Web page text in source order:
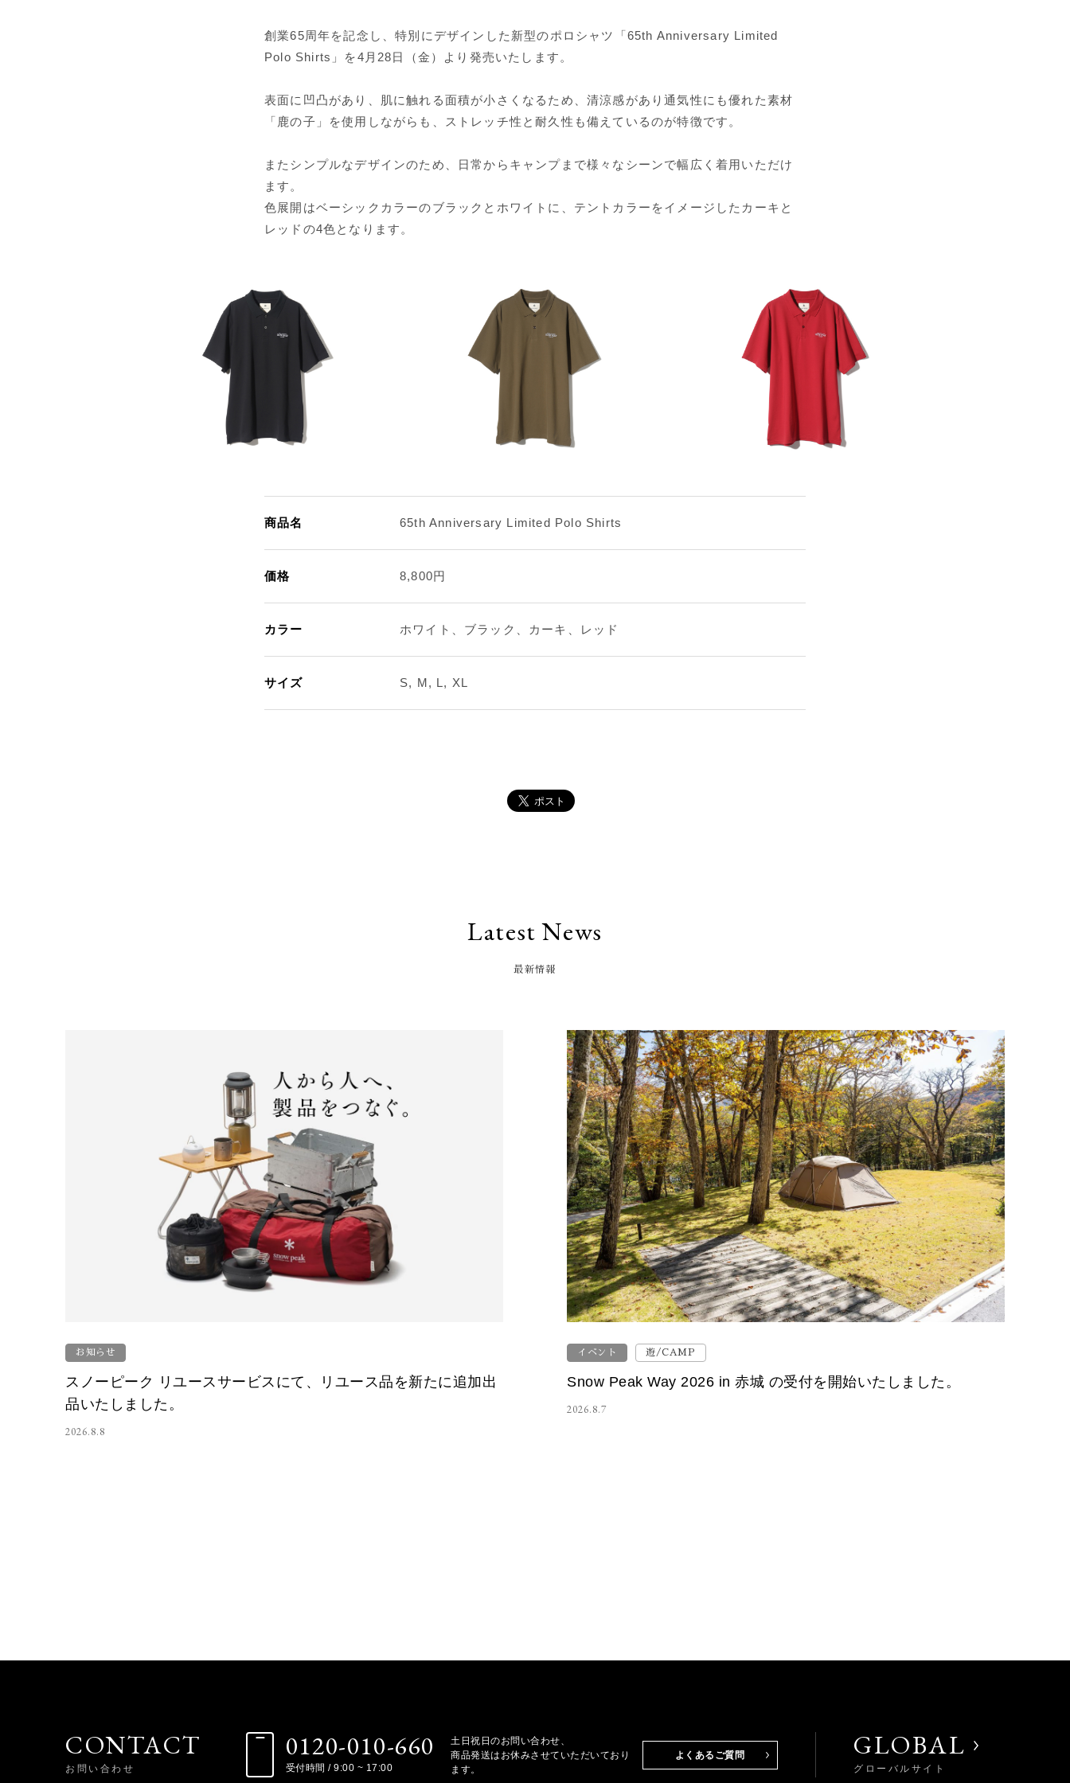
創業65周年を記念し、特別にデザインした新型のポロシャツ「65th Anniversary Limited
Polo Shirts」を4月28日（金）より発売いたします。
表面に凹凸があり、肌に触れる面積が小さくなるため、清涼感があり通気性にも優れた素材
「鹿の子」を使用しながらも、ストレッチ性と耐久性も備えているのが特徴です。
またシンプルなデザインのため、日常からキャンプまで様々なシーンで幅広く着用いただけ
ます。
色展開はベーシックカラーのブラックとホワイトに、テントカラーをイメージしたカーキと
レッドの4色となります。
商品名 65th Anniversary Limited Polo Shirts
価格 8,800円
カラー ホワイト、ブラック、カーキ、レッド
サイズ S, M, L, XL
Latest News
最新情報
お知らせ
スノーピーク リユースサービスにて、リユース品を新たに追加出
品いたしました。
2026.8.8
イベント 遊/CAMP
Snow Peak Way 2026 in 赤城 の受付を開始いたしました。
2026.8.7
CONTACT
お問い合わせ
0120-010-660
受付時間 / 9:00 ~ 17:00
土日祝日のお問い合わせ、
商品発送はお休みさせていただいており
ます。
よくあるご質問 GLOBAL
グローバルサイト